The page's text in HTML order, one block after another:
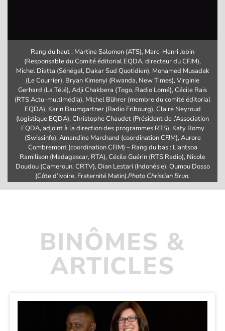
Rang du haut : Martine Salomon (ATS), Marc-Henri Jobin
(Responsable du Comité éditorial EQDA, directeur du CFJM),
Michel Diatta (Sénégal, Dakar Sud Quotidien), Mohamed Musadak
(Le Courrier), Bryan Kimenyi (Rwanda, New Times), Virginie
Gerhard (La Télé), Adji Chakbera (Togo, Radio Lomé), Cécile Rais
(RTS Actu-multimédia), Michel Bührer (membre du comité éditorial
EQDA), Karin Baumgartner (Radio Fribourg), Claire Neyroud
(logistique EQDA), Christophe Chaudet (Président de l’Association
EQDA, adjoint à la direction des programmes RTS), Katy Romy
(Swissinfo), Amandine Marchand (coordination CFJM), Aurore
Combremont (coordination CFJM) – Rang du bas : Liantsoa
Ramilison (Madagascar, RTA), Cécile Guérin (RTS Radio), Nicole
Doudou (Cameroun, CRTV), Dian Lestari (Indonésie), Oumou Dosso
(Côte d’Ivoire, Fraternité Matin).Photo Christian Brun.
BINÔMES &
ARTICLES